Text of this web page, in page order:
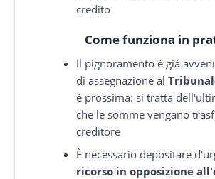
credito
Come funziona in
Il pignoramento è già
di assegnazione al
è prossima: si tratta
che le somme vengano
creditore
È necessario depositare
ricorso in opposizione